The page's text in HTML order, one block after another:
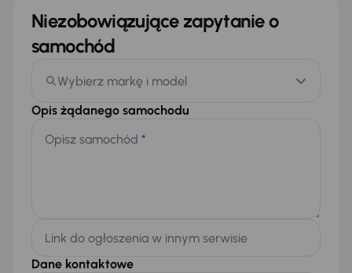
Niezobowiązujące zapytanie o
samochód
Wybierz markę i model
Opis żądanego samochodu
Opisz samochód *
Link do ogłoszenia w innym serwisie
Dane kontaktowe